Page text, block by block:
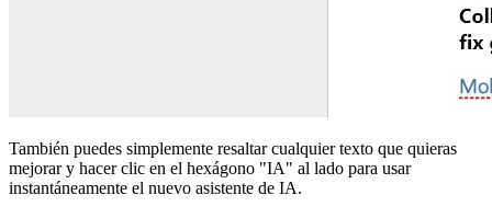
También puedes simplemente resaltar cualquier texto que quieras
mejorar y hacer clic en el hexágono "IA" al lado para usar
instantáneamente el nuevo asistente de IA.